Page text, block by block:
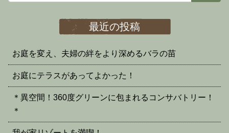
最近の投稿
お庭を変え、夫婦の絆をより深めるバラの苗
お庭にテラスがあってよかった！
＊異空間！360度グリーンに包まれるコンサバトリー！
＊